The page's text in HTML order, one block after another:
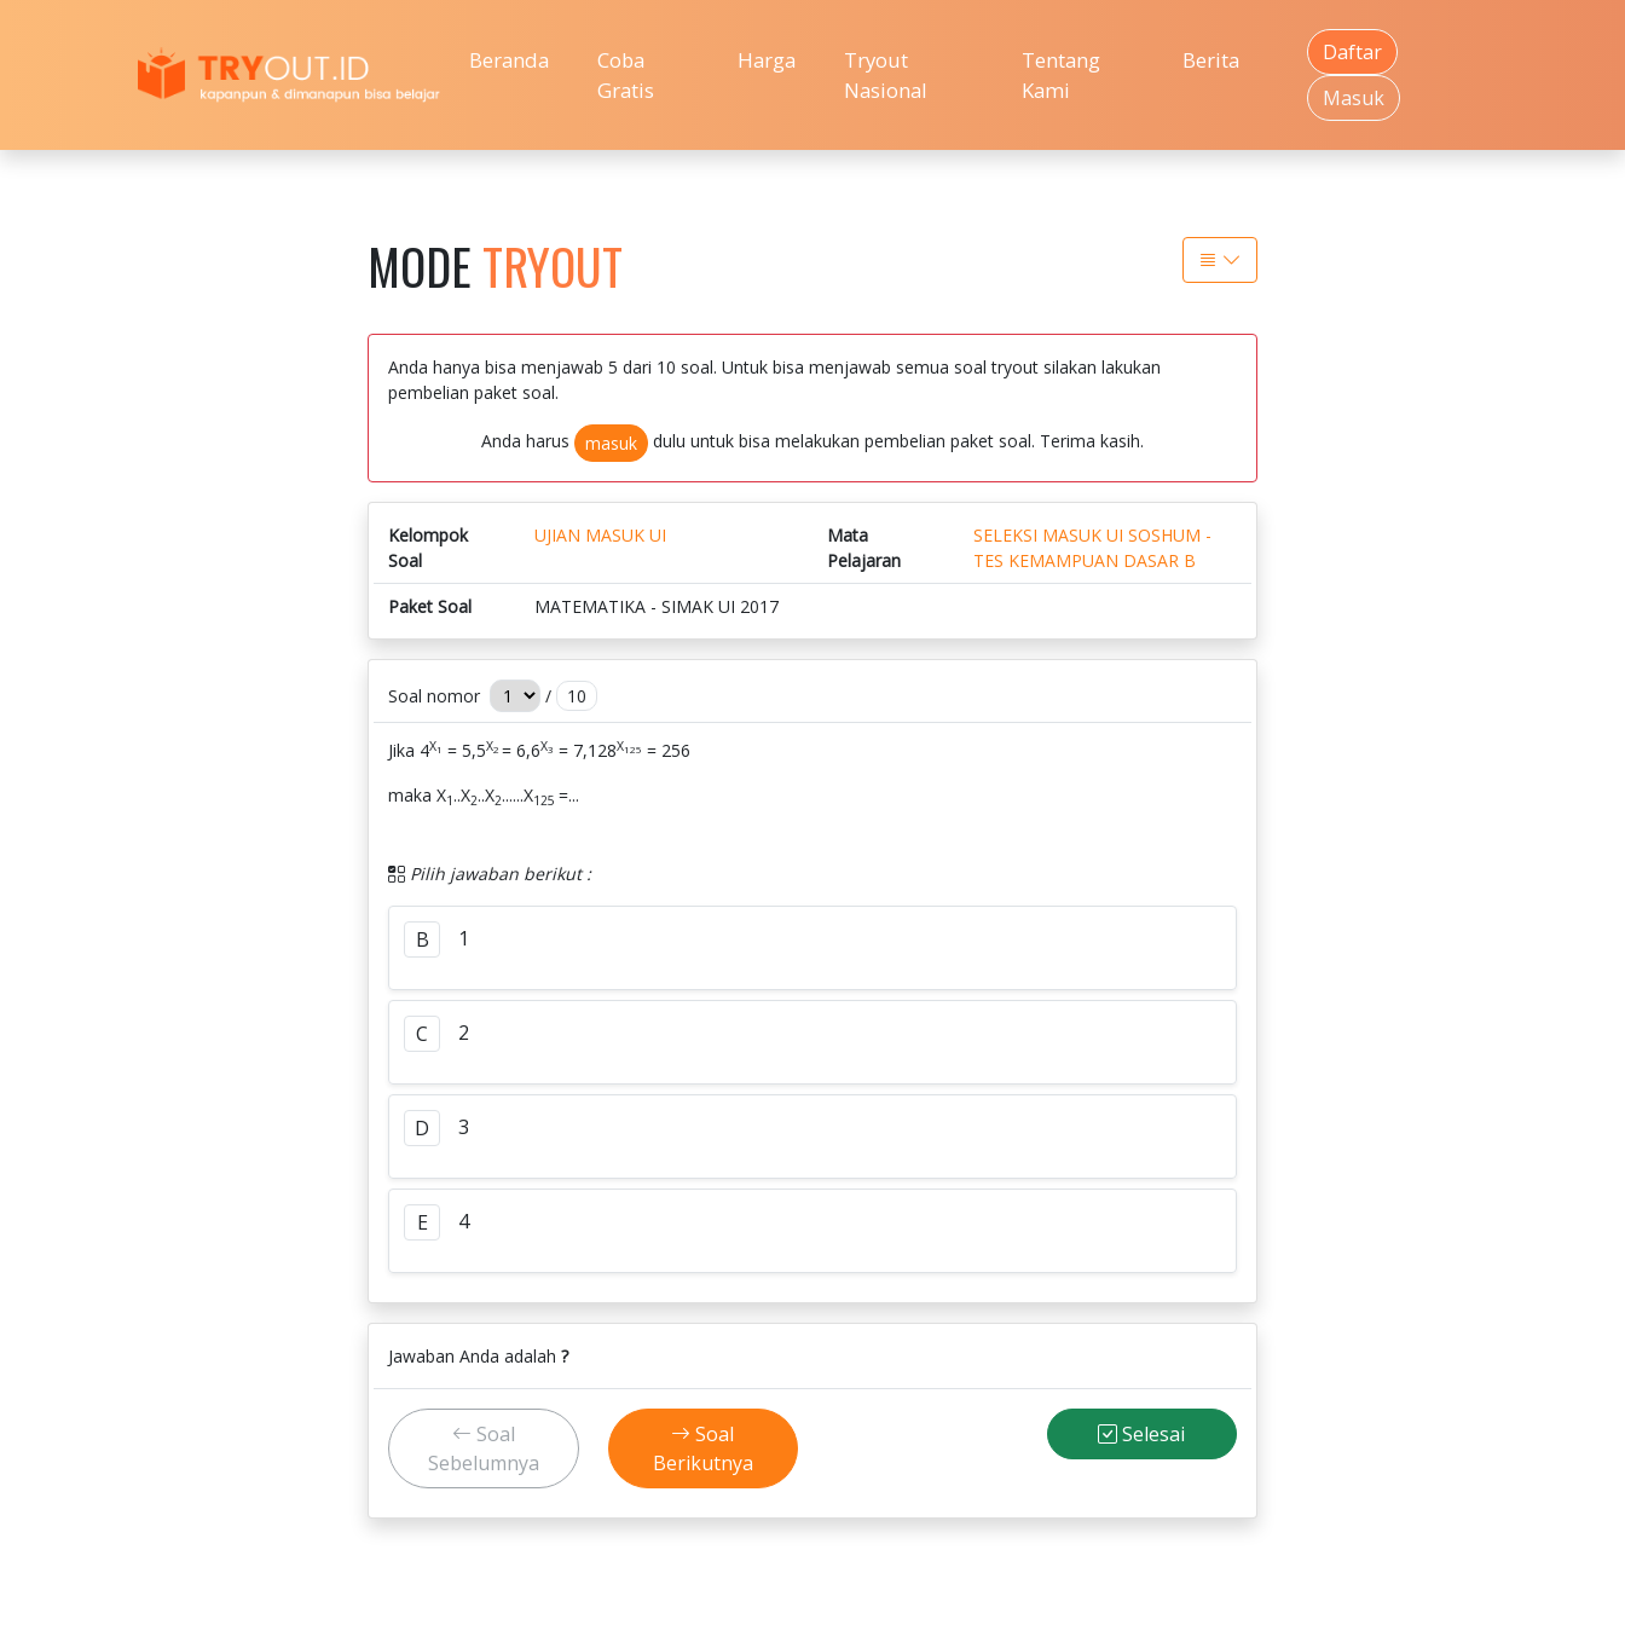
Beranda
Coba
Gratis
Harga
Tryout
Nasional
Tentang
Kami
Berita
Daftar
Masuk
MODETRYOUT
Anda hanya bisa menjawab 5 dari 10 soal. Untuk bisa menjawab semua soal tryout silakan lakukan
pembelian paket soal.
Anda harus masuk dulu untuk bisa melakukan pembelian paket soal. Terima kasih.
Kelompok
Soal
UJIAN MASUK UI
Mata
Pelajaran
SELEKSI MASUK UI SOSHUM -
TES KEMAMPUAN DASAR B
Paket Soal
MATEMATIKA - SIMAK UI 2017
Soal nomor / 10
Jika 4X1 = 5,5X2 = 6,6X3 = 7,128X125 = 256
maka X1 ..X2..X2......X125 =...
Pilih jawaban berikut :
B 1
C 2
D 3
E 4
Jawaban Anda adalah ?
Soal
Sebelumnya
Soal
Berikutnya
Selesai